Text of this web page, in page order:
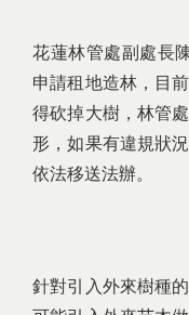
花蓮林管處副處長
申請租地造林，目
得砍掉大樹，林管
形，如果有違規狀
依法移送法辦。
針對引入外來樹種